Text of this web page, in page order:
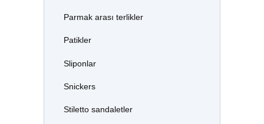
Parmak arası terlikler
Patikler
Sliponlar
Snickers
Stiletto sandaletler